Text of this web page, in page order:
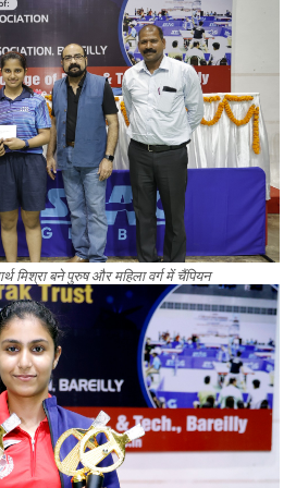
मिश्रा बने पुरुष और महिला वर्ग में चैंपियन